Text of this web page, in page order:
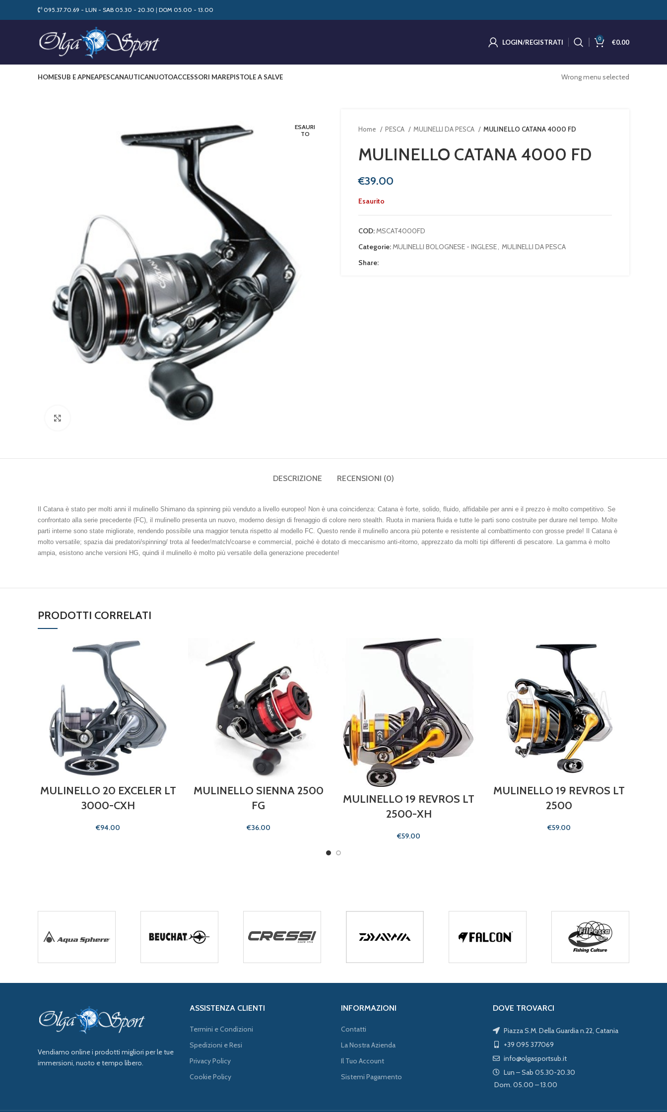
095.37.70.69 - LUN - SAB 05.30 - 20.30 | DOM 05.00 - 13.00
LOGIN/REGISTRATI 0 €0.00
HOMESUB E APNEAPESCANAUTICANUOTOACCESSORI MAREPISTOLE A SALVE Wrong menu selected
ESAURI
TO
Home PESCA MULINELLI DA PESCA MULINELLO CATANA 4000 FD
MULINELLO CATANA 4000 FD
€
Esaurito
COD:MSCAT4000FD
Categorie:MULINELLI BOLOGNESE - INGLESE, MULINELLI DA PESCA
Share:
DESCRIZIONE RECENSIONI (0)
Il Catana è stato per molti anni il mulinello Shimano da spinning più venduto a livello europeo! Non è una coincidenza: Catana è forte, solido, fluido, affidabile per anni e il prezzo è molto competitivo. Se
confrontato alla serie precedente (FC), il mulinello presenta un nuovo, moderno design di frenaggio di colore nero stealth. Ruota in maniera fluida e tutte le parti sono costruite per durare nel tempo. Molte
parti interne sono state migliorate, rendendo possibile una maggior tenuta rispetto al modello FC. Questo rende il mulinello ancora più potente e resistente al combattimento con grosse prede! Il Catana è
molto versatile; spazia dai predatori/spinning/ trota al feeder/match/coarse e commercial, poiché è dotato di meccanismo anti-ritorno, apprezzato da molti tipi differenti di pescatore. La gamma è molto
ampia, esistono anche versioni HG, quindi il mulinello è molto più versatile della generazione precedente!
PRODOTTI CORRELATI
MULINELLO 20 EXCELER LT
3000-CXH
€
MULINELLO SIENNA 2500
FG
€
MULINELLO 19 REVROS LT
2500-XH
€
MULINELLO 19 REVROS LT
2500
€
Vendiamo online i prodotti migliori per le tue
immersioni, nuoto e tempo libero.
ASSISTENZA CLIENTI
Termini e Condizioni
Spedizioni e Resi
Privacy Policy
Cookie Policy
INFORMAZIONI
Contatti
La Nostra Azienda
Il Tuo Account
Sistemi Pagamento
DOVE TROVARCI
Piazza S.M. Della Guardia n.22, Catania
+39 095 377069
info@olgasportsub.it
Lun – Sab 05.30-20.30
Dom. 05.00 – 13.00